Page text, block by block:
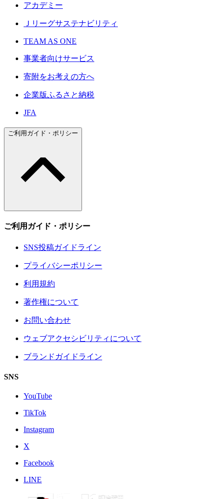
アカデミー
Ｊリーグサステナビリティ
TEAM AS ONE
事業者向けサービス
寄附をお考えの方へ
企業版ふるさと納税
JFA
ご利用ガイド・ポリシー
ご利用ガイド・ポリシー
SNS投稿ガイドライン
プライバシーポリシー
利用規約
著作権について
お問い合わせ
ウェブアクセシビリティについて
ブランドガイドライン
SNS
YouTube
TikTok
Instagram
X
Facebook
LINE